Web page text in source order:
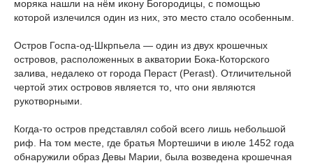
моряка нашли на нём икону Богородицы, с помощью
которой излечился один из них, это место стало особенным.
Остров Госпа-од-Шкрпьела — один из двух крошечных
островов, расположенных в акватории Бока-Которского
залива, недалеко от города Пераст (Perast). Отличительной
чертой этих островов является то, что они являются
рукотворными.
Когда-то остров представлял собой всего лишь небольшой
риф. На том месте, где братья Мортешичи в июле 1452 года
обнаружили образ Девы Марии, была возведена крошечная